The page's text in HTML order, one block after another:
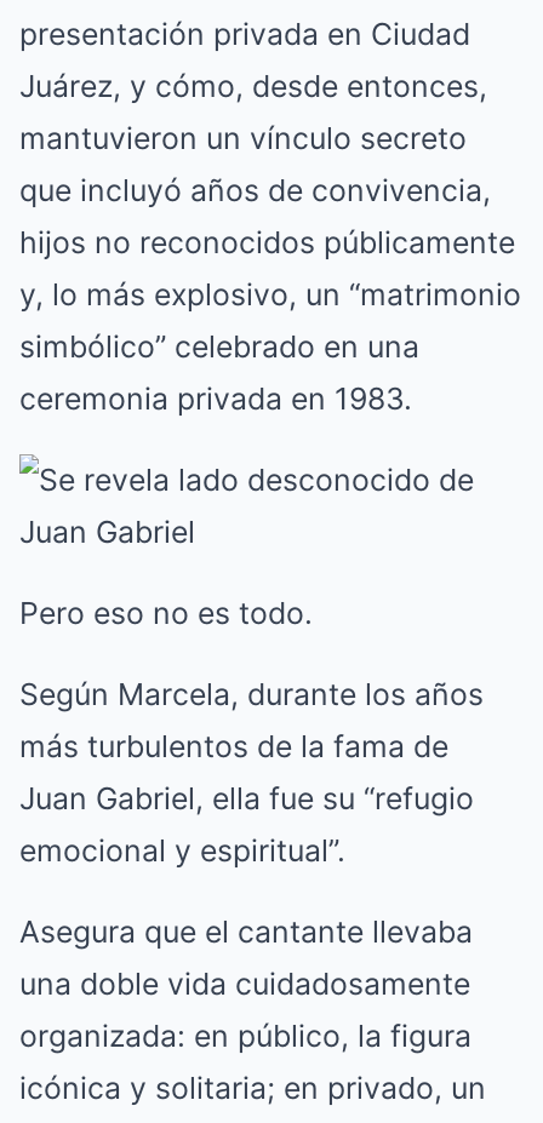
presentación privada en Ciudad
Juárez, y cómo, desde entonces,
mantuvieron un vínculo secreto
que incluyó años de convivencia,
hijos no reconocidos públicamente
y, lo más explosivo, un “matrimonio
simbólico” celebrado en una
ceremonia privada en 1983.
Pero eso no es todo.
Según Marcela, durante los años
más turbulentos de la fama de
Juan Gabriel, ella fue su “refugio
emocional y espiritual”.
Asegura que el cantante llevaba
una doble vida cuidadosamente
organizada: en público, la figura
icónica y solitaria; en privado, un